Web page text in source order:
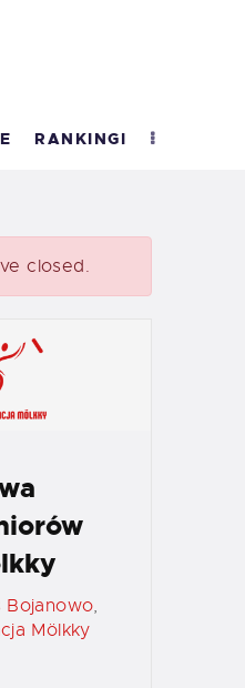
RANKINGI
closed.
Bojanowo,
Mölkky